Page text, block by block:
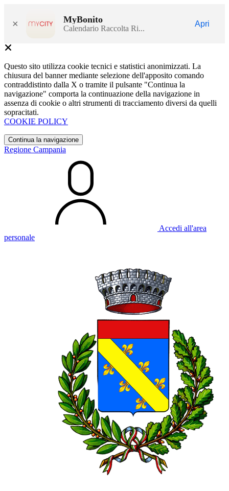
× MyBonito
Calendario Raccolta Ri...
Apri
Questo sito utilizza cookie tecnici e statistici anonimizzati. La
chiusura del banner mediante selezione dell'apposito comando
contraddistinto dalla X o tramite il pulsante "Continua la
navigazione" comporta la continuazione della navigazione in
assenza di cookie o altri strumenti di tracciamento diversi da quelli
sopracitati.
COOKIE POLICY
Continua la navigazione
Regione Campania
Accedi all'area
personale